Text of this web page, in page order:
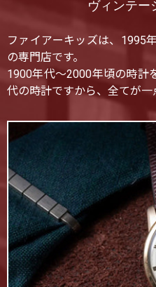
ヴィンテー
ファイアーキッズは、1995
の専門店です。
1900年代〜2000年頃の時計
代の時計ですから、全てが一